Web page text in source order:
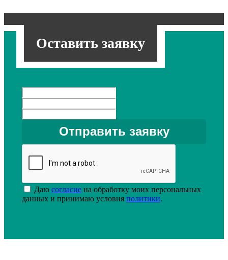
Оставить заявку
Даю согласие на обработку моих персональных
данных и принимаю условия политики.